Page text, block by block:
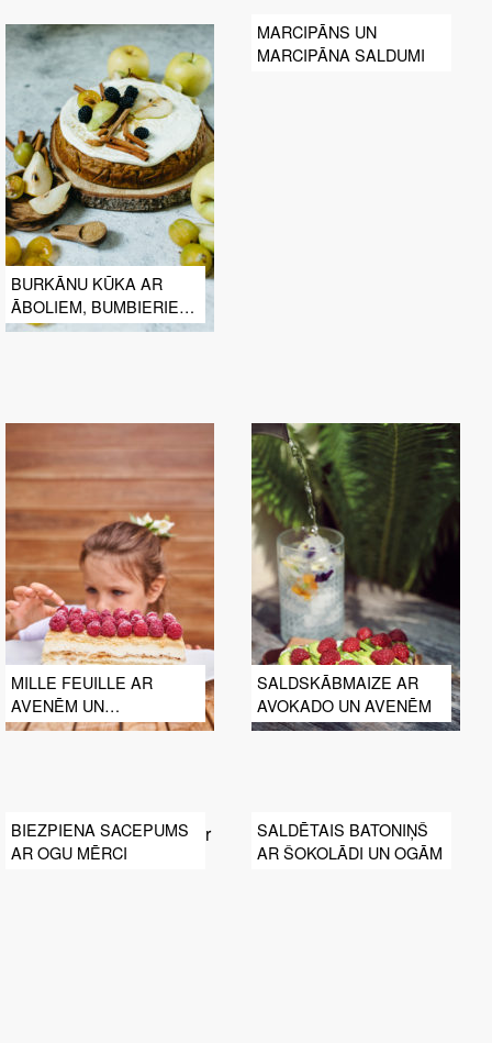
BURKĀNU KŪKA AR
ĀBOLIEM, BUMBIERIEM
UN ĶIRBI
MARCIPĀNS UN
MARCIPĀNA SALDUMI
MILLE FEUILLE AR
AVENĒM UN
MASKARPONES SIERA
SALDSKĀBMAIZE AR
AVOKADO UN AVENĒM
BIEZPIENA SACEPUMS
AR OGU MĒRCI
SALDĒTAIS BATONIŅŠ
AR ŠOKOLĀDI UN OGĀM